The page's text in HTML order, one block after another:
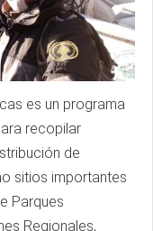
es un programa
recopilar
de
sitios importantes
Parques
Regionales,